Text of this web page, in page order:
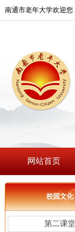
南通市老年大学欢迎您
网站首页
校园文化
第二课堂